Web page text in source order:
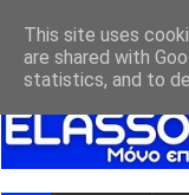
This site uses
are shared with
statistics, and to